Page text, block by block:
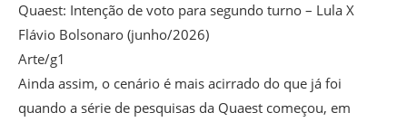
Quaest: Intenção de voto para segundo turno – Lula X
Flávio Bolsonaro (junho/2026)
Arte/g1
Ainda assim, o cenário é mais acirrado do que já foi
quando a série de pesquisas da Quaest começou, em